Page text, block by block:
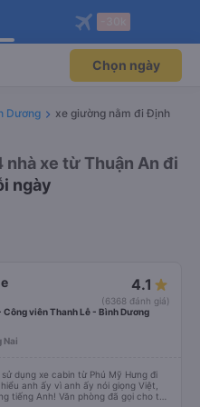
ngay!
viên độc
Mở app
máy bay qua
Mở app
Chọn ngày
Dương
xe giường nằm đi Định
nhà xe từ Thuận An đi
ngày
4.1
(6368 đánh giá)
Công viên Thanh Lễ - Bình Dương
Nai
dụng xe cabin từ Phú Mỹ Hưng đi
anh ấy vì anh ấy nói giọng Việt,
tiếng Anh! Văn phòng đã gọi cho tôi